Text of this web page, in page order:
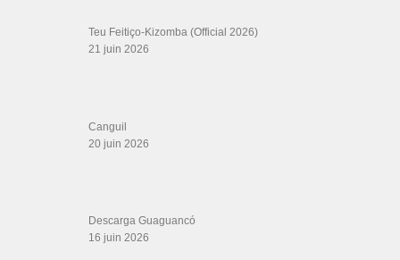
Teu Feitiço-Kizomba (Official 2026)
21 juin 2026
Canguil
20 juin 2026
Descarga Guaguancó
16 juin 2026